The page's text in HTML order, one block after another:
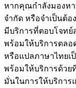
หากคุณกำลังมองหา
จำกัด หรือจำเป็นต้อ
มีบริการที่ตอบโจท
พร้อมให้บริการตลอ
หรือแปลภาษาไทยเ
พร้อมให้บริการด้วย
มั่นในการให้บริการ